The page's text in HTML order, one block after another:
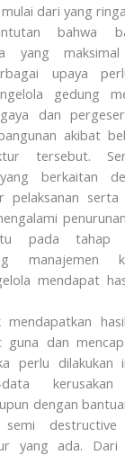
dari yang
bahwa
yang
upaya
gedung
dan
akibat
tersebut.
berkaitan
pelaksanan serta
pada tahap
manajemen
mendapat
dan
perlu dilakukan
data
dengan
semi
yang ada. Dari